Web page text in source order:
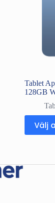
Tablet
128GB
Välj